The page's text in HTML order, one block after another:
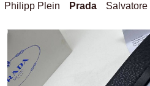
Philipp Plein
Prada